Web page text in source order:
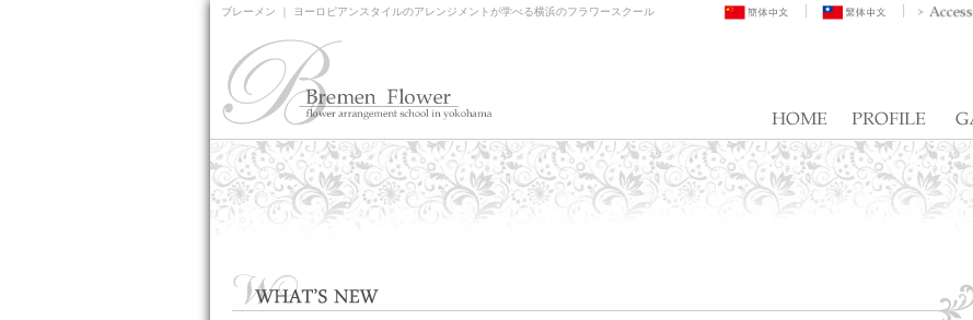
ブレーメン ｜ ヨーロピアンスタイルのアレンジメントが学べる横浜のフラワースクール